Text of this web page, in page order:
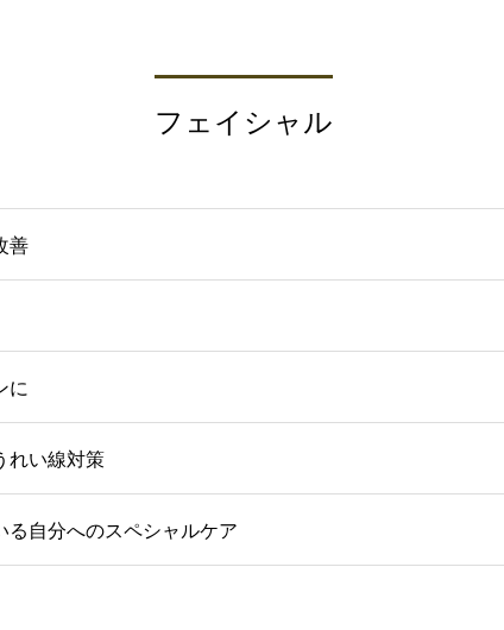
フェイシャル
善
に
れい線対策
る自分へのスペシャルケア